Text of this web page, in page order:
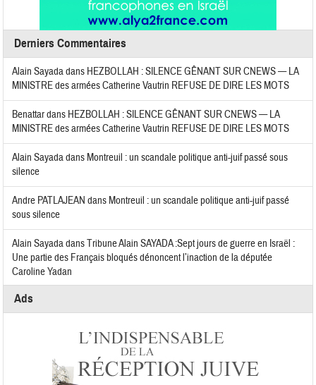
Derniers Commentaires
Alain Sayadadans HEZBOLLAH : SILENCE GÊNANT SUR CNEWS — LA
MINISTRE des armées Catherine Vautrin REFUSE DE DIRE LES MOTS
Benattardans HEZBOLLAH : SILENCE GÊNANT SUR CNEWS — LA
MINISTRE des armées Catherine Vautrin REFUSE DE DIRE LES MOTS
Alain Sayadadans Montreuil : un scandale politique anti-juif passé sous
silence
Andre PATLAJEAN dans Montreuil : un scandale politique anti-juif passé
sous silence
Alain SayadadansTribune Alain SAYADA :Sept jours de guerre en Israël :
Une partie des Français bloqués dénoncent l’inaction de la députée
Caroline Yadan
Ads